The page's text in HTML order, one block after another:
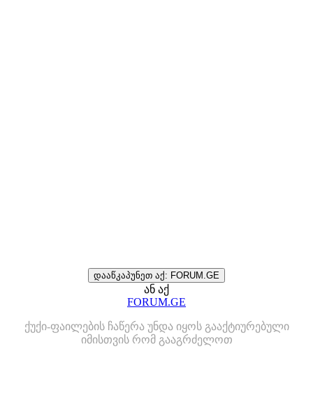
დააწკაპუნეთ აქ: FORUM.GE
ან აქ
FORUM.GE
ქუქი-ფაილების ჩაწერა უნდა იყოს გააქტიურებული
იმისთვის რომ გააგრძელოთ